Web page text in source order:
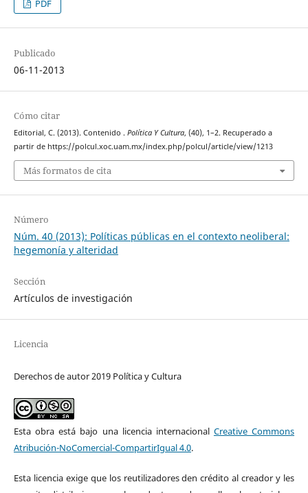
PDF
Publicado
06-11-2013
Cómo citar
Editorial, C. (2013). Contenido . Política Y Cultura, (40), 1–2. Recuperado a
partir de https://polcul.xoc.uam.mx/index.php/polcul/article/view/1213
Más formatos de cita
Número
Núm. 40 (2013): Políticas públicas en el contexto neoliberal:
hegemonía y alteridad
Sección
Artículos de investigación
Licencia
Derechos de autor 2019 Política y Cultura
Esta obra está bajo una licencia internacional Creative Commons
Atribución-NoComercial-CompartirIgual 4.0.
Esta licencia exige que los reutilizadores den crédito al creador y les